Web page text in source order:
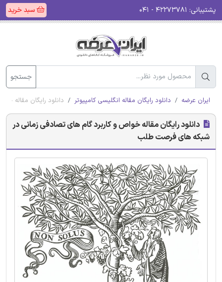
پشتیبانی: سبد خرید
جستجو
ایران عرضه دانلود رایگان مقاله انگلیسی کامپیوتر دانلود رایگان مقاله
دانلود رایگان مقاله خواص و کاربرد گام های تصادفی زمانی در
شبکه های فرصت طلب